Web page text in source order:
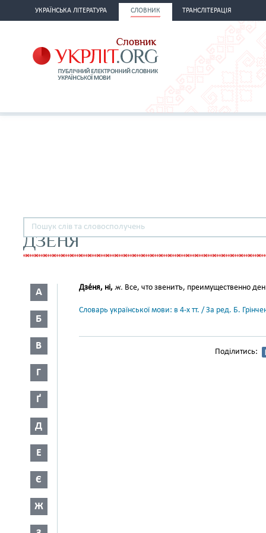
УКРАЇНСЬКА ЛІТЕРАТУРА СЛОВНИК ТРАНСЛІТЕРАЦІЯ
ДЗЕНЯ
А
Б
В
Г
Ґ
Д
Е
Є
Ж
Дзе́ня, ні, ж. Все, что звенитъ, преимущественно
Словарь української мови: в 4-х тт. / За ред. Б.
Поділитись: